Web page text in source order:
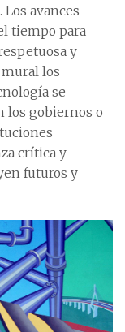
avances
tiempo para
y
los
se
los gobiernos o
crítica y
futuros y